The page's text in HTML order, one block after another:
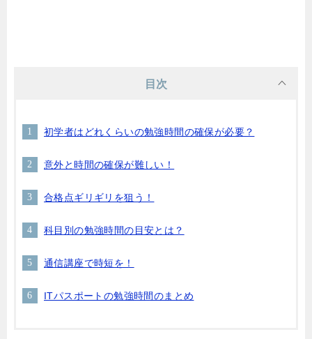
目次
初学者はどれくらいの勉強時間の確保が必要？
意外と時間の確保が難しい！
合格点ギリギリを狙う！
科目別の勉強時間の目安とは？
通信講座で時短を！
ITパスポートの勉強時間のまとめ